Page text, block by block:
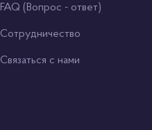
FAQ (Вопрос - ответ)
Сотрудничество
Связаться с нами